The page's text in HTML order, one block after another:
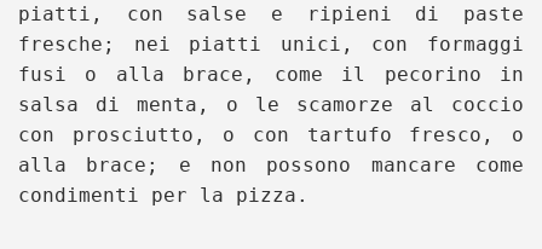
piatti, con salse e ripieni di paste
fresche; nei piatti unici, con formaggi
fusi o alla brace, come il pecorino in
salsa di menta, o le scamorze al coccio
con prosciutto, o con tartufo fresco, o
alla brace; e non possono mancare come
condimenti per la pizza.